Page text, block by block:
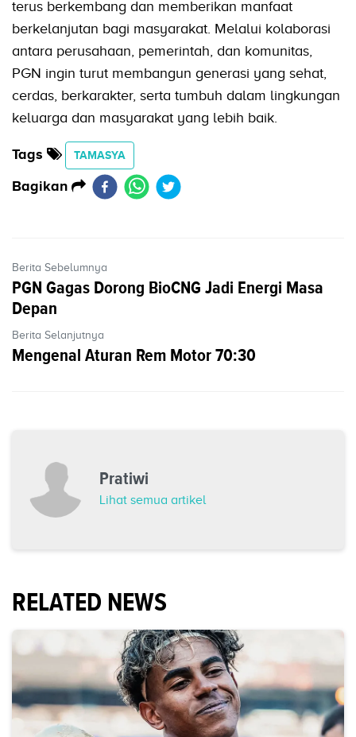
terus berkembang dan memberikan manfaat
berkelanjutan bagi masyarakat. Melalui kolaborasi
antara perusahaan, pemerintah, dan komunitas,
PGN ingin turut membangun generasi yang sehat,
cerdas, berkarakter, serta tumbuh dalam lingkungan
keluarga dan masyarakat yang lebih baik.
Tags TAMASYA
Bagikan
Berita Sebelumnya
PGN Gagas Dorong BioCNG Jadi Energi Masa
Depan
Berita Selanjutnya
Mengenal Aturan Rem Motor 70:30
Pratiwi
Lihat semua artikel
RELATED NEWS